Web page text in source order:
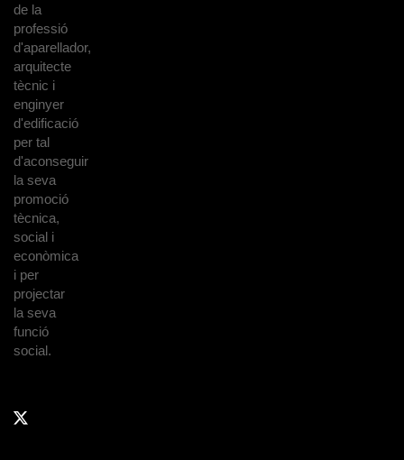
de la
professió
d'aparellador,
arquitecte
tècnic i
enginyer
d'edificació
per tal
d'aconseguir
la seva
promoció
tècnica,
social i
econòmica
i per
projectar
la seva
funció
social.